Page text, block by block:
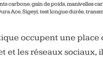
carbone,gain de poids,manivelles
Ace,Sigeyi,test longue durée,
occupent une place
et les réseaux sociaux,